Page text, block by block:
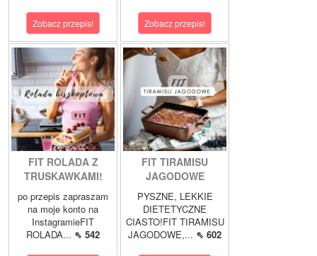
Zobacz przepis! Zobacz przepis!
FIT ROLADA Z
TRUSKAWKAMI!
po przepis zapraszam
na moje konto na
InstagramieFIT
ROLADA... ⇖ 542
FIT TIRAMISU
JAGODOWE
PYSZNE, LEKKIE
DIETETYCZNE
CIASTO!FIT TIRAMISU
JAGODOWE,... ⇖ 602